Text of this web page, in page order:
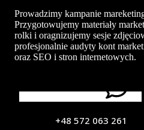
Prowadzimy kampanie
Przygotowujemy materiały
rolki i oragnizujemy sesje
profesjonalnie audyty kont
oraz SEO i stron internetowych.
+48 572 063 261